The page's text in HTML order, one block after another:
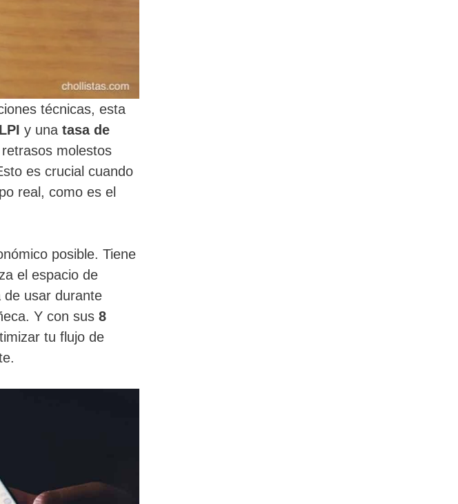
técnicas, esta
y una tasa de
molestos
es crucial cuando
real, como es el
posible. Tiene
el espacio de
de usar durante
Y con sus 8
tu flujo de